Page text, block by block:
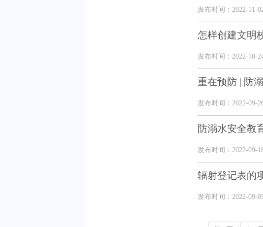
发布时间：2022-11-
怎样创建文明
发布时间：2022-10-
重在预防 | 防
发布时间：2022-09-
防溺水安全教
发布时间：2022-09-
辐射登记表的
发布时间：2022-09-